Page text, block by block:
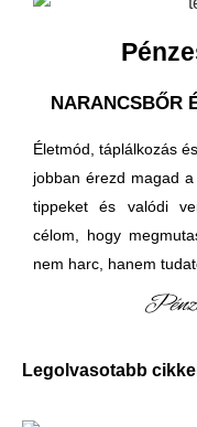
NARANCSBŐR
Életmód, táplálkozás
jobban érezd magad
tippeket és valódi
célom, hogy
nem harc, hanem
Legolvasotabb